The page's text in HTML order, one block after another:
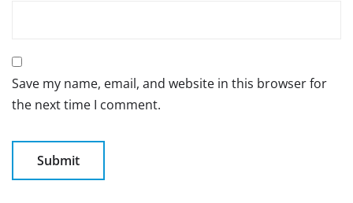
Save my name, email, and website in this browser for
the next time I comment.